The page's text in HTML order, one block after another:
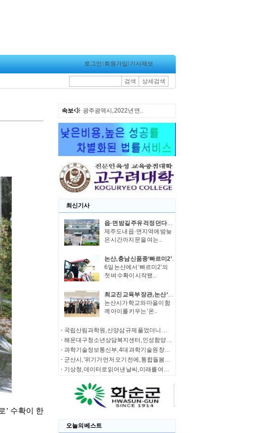
로그인 회원가입 기사제보
검색 상세검색
속보 광주광역시, 2022년 연..
최신기사
읍·면 밤길 주유 걱정 던다… 제주도, 심야주유소 시범 운영
제주도내 읍·면지역에 밤늦
은 시간까지 문을 여는 ..
논산, 충남 신품종‘빠르미2’첫 수확
6일 논산에서 ‘빠르미2’의
첫 벼 수확이 시작됐..
최교진 교육부 장관, 논산 ‘온마을 방학집중 단비돌봄터’ 방문 ‘방학 중 초등돌봄·교육 우수모델’로
논산시가 학교와 마을이 함
께 아이를 키우는 ‘온..
국립산림과학원, 산양삼 규제 풀었더니 줄기·잎이 '효자'…농가 부담 줄고 가공업체 수익 20% 껑충
해운대구청소년상담복지센터, 인성함양 가족캠프 참가 가족 모집
과학기술정보통신부, 4대 과학기술원 창업원 간담회 개최
군산시, '위기가 먼저 오기 전에, 통합돌봄이 먼저 갑니다'
기상청, 데이터로 읽어낸 날씨, 미래를 여는 아이디어가 되다
오늘의 베스트